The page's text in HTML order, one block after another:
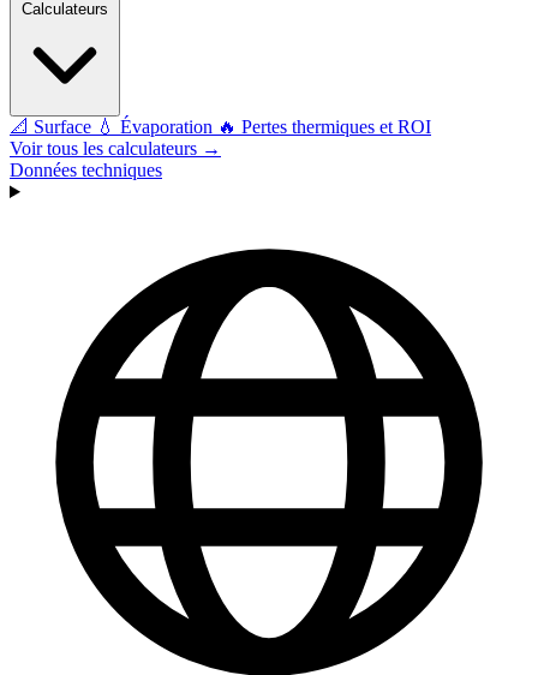
📐 Surface 💧 Évaporation 🔥 Pertes thermiques et ROI
Voir tous les calculateurs →
Données techniques